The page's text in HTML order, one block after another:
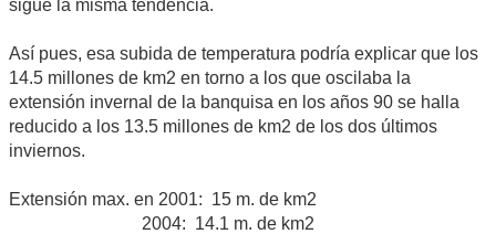
sigue la misma tendencia.
Así pues, esa subida de temperatura podría explicar que los
14.5 millones de km2 en torno a los que oscilaba la
extensión invernal de la banquisa en los años 90 se halla
reducido a los 13.5 millones de km2 de los dos últimos
inviernos.
Extensión max. en 2001: 15 m. de km2
2004: 14.1 m. de km2